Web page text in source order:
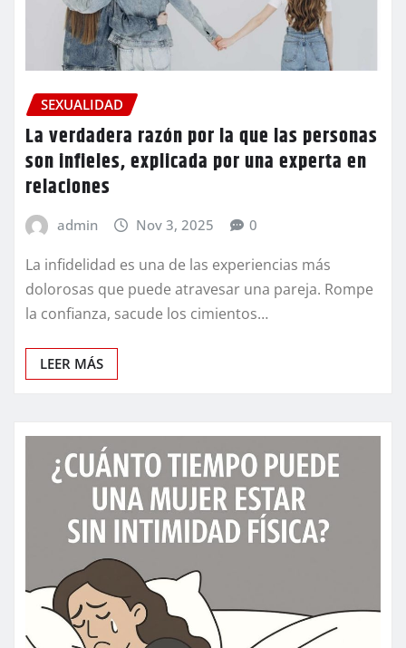
SEXUALIDAD
La verdadera razón por la que las personas
son infieles, explicada por una experta en
relaciones
admin Nov 3, 2025 0
La infidelidad es una de las experiencias más
dolorosas que puede atravesar una pareja. Rompe
la confianza, sacude los cimientos…
LEER MÁS